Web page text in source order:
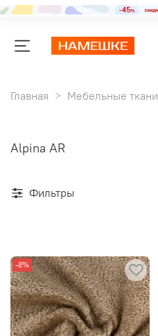
Главная Мебельные ткани
Alpina AR
Фильтры
-8%